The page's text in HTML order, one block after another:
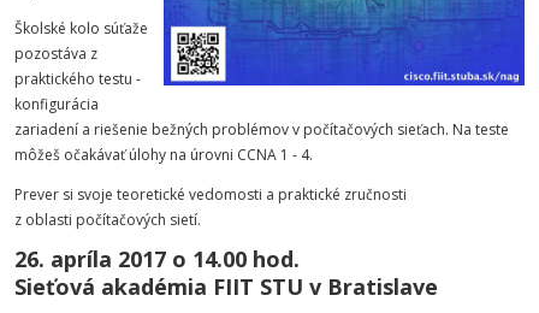
Školské kolo súťaže
pozostáva z
praktického testu -
konfigurácia
zariadení a riešenie bežných problémov v počítačových sieťach. Na teste
môžeš očakávať úlohy na úrovni CCNA 1 - 4.
Prever si svoje teoretické vedomosti a praktické zručnosti
z oblasti počítačových sietí.
26. apríla 2017 o 14.00 hod.
Sieťová akadémia FIIT STU v Bratislave